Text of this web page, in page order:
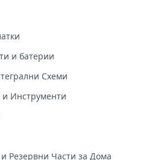
и батерии
Схеми
Инструменти
Резервни Части за Дома